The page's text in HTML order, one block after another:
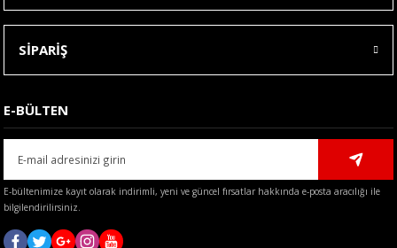
Bu ürüne benzer farklı alternatifler olmalı.
Gönder
SİPARİŞ
E-BÜLTEN
E-bültenimize kayıt olarak indirimli, yeni ve güncel fırsatlar hakkında e-posta aracılığı ile
bilgilendirilirsiniz.